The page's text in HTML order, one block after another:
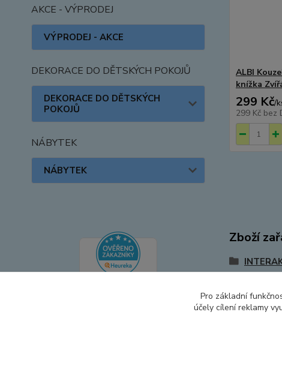
AKCE - VÝPRODEJ
VÝPRODEJ - AKCE
DEKORACE DO DĚTSKÝCH POKOJŮ
DEKORACE DO DĚTSKÝCH
POKOJŮ
NÁBYTEK
NÁBYTEK
ALBI
knížka
299 Kč/
299 Kč bez
Zboží
Pro základní
účely cílení reklamy